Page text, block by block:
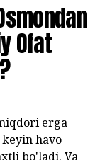
Ofat
erga
havo
bo'ladi. Va